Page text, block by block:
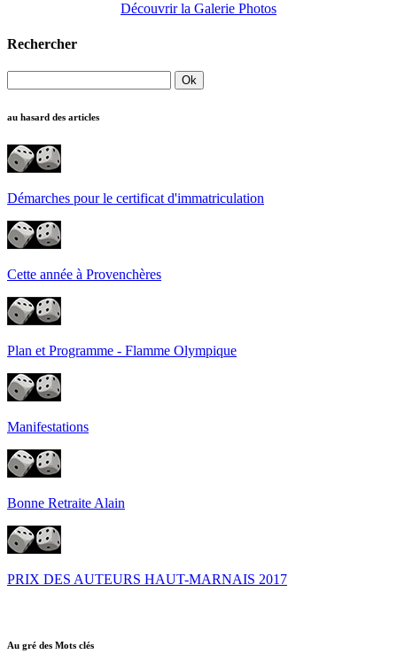
Découvrir la Galerie Photos
Rechercher
au hasard des articles
Démarches pour le certificat d'immatriculation
Cette année à Provenchères
Plan et Programme - Flamme Olympique
Manifestations
Bonne Retraite Alain
PRIX DES AUTEURS HAUT-MARNAIS 2017
Au gré des Mots clés